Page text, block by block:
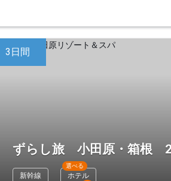
3日間
ずらし旅 小田原・箱根 2
新幹線 ホテル
選べる